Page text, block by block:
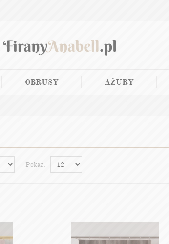
OBRUSY AŻURY
Pokaż: